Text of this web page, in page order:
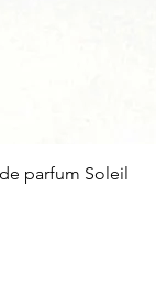
parfum Soleil